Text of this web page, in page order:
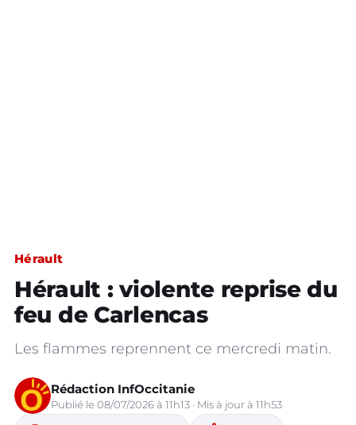
Hérault
Hérault : violente reprise du
feu de Carlencas
Les flammes reprennent ce mercredi matin.
Rédaction InfOccitanie
Publié le 08/07/2026 à 11h13 · Mis à jour à 11h53